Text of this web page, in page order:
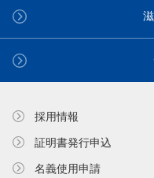
採用情報
証明書発⾏申込
名義使⽤申請